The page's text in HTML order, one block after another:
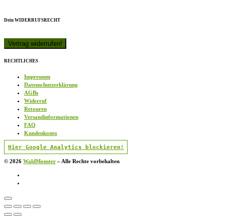
Dein WIDERRUFSRECHT
RECHTLICHES
Impressum
Datenschutzerklärung
AGBs
Widerruf
Retouren
Versandinformationen
FAQ
Kundenkonto
Hier Google Analytics blockieren!
© 2026 WaldMonster – Alle Rechte vorbehalten